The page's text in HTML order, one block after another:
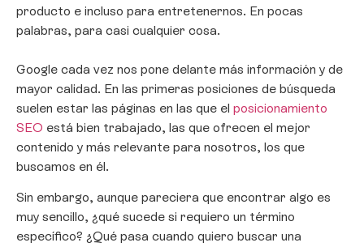
producto e incluso para entretenernos. En pocas
palabras, para casi cualquier cosa.
Google cada vez nos pone delante más información y de
mayor calidad. En las primeras posiciones de búsqueda
suelen estar las páginas en las que el posicionamiento
SEO está bien trabajado, las que ofrecen el mejor
contenido y más relevante para nosotros, los que
buscamos en él.
Sin embargo, aunque pareciera que encontrar algo es
muy sencillo, ¿qué sucede si requiero un término
específico? ¿Qué pasa cuando quiero buscar una